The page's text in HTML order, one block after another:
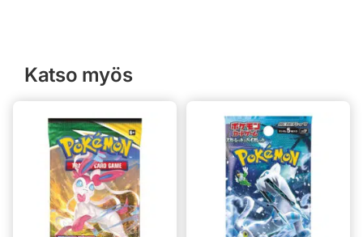
Katso myös